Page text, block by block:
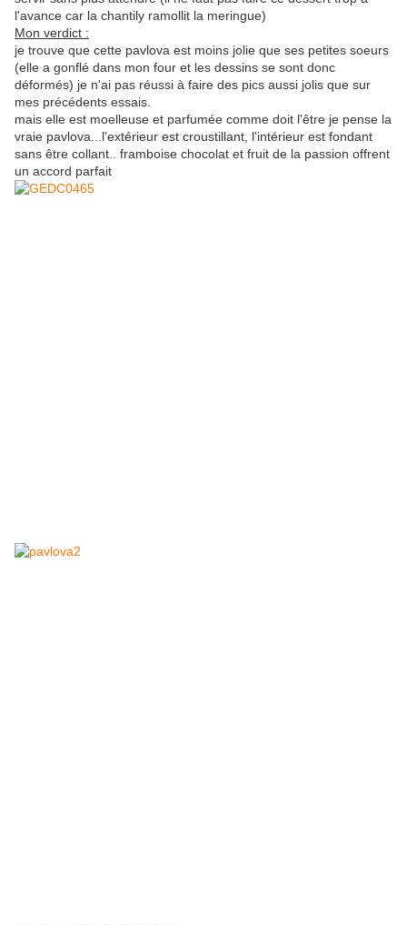
l'avance car la chantily ramollit la meringue)
Mon verdict :
je trouve que cette pavlova est moins jolie que ses petites soeurs
(elle a gonflé dans mon four et les dessins se sont donc
déformés) je n'ai pas réussi à faire des pics aussi jolis que sur
mes précédents essais.
mais elle est moelleuse et parfumée comme doit l'être je pense la
vraie pavlova...l'extérieur est croustillant, l'intérieur est fondant
sans être collant.. framboise chocolat et fruit de la passion offrent
un accord parfait